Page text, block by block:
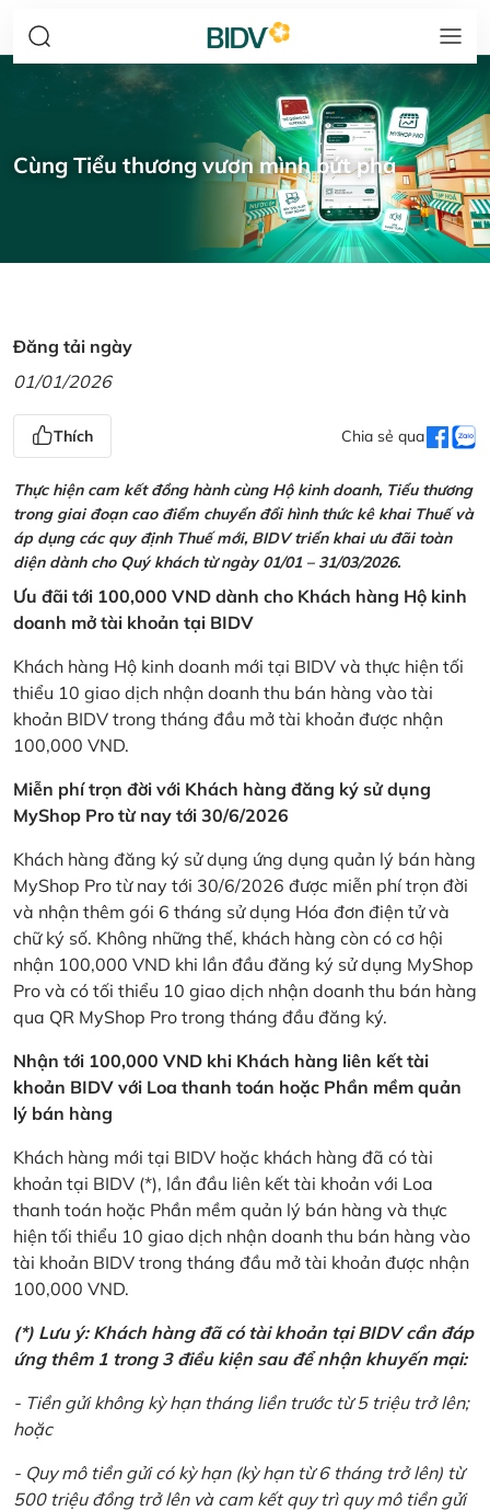
Cùng Tiểu thương vươn mình bứt phá
Đăng tải ngày
01/01/2026
Thích Chia sẻ qua
Thực hiện cam kết đồng hành cùng Hộ kinh doanh, Tiểu thương
trong giai đoạn cao điểm chuyển đổi hình thức kê khai Thuế và
áp dụng các quy định Thuế mới, BIDV triển khai ưu đãi toàn
diện dành cho Quý khách từ ngày 01/01 – 31/03/2026.
Ưu đãi tới 100,000 VND dành cho Khách hàng Hộ kinh
doanh mở tài khoản tại BIDV
Khách hàng Hộ kinh doanh mới tại BIDV và thực hiện tối
thiểu 10 giao dịch nhận doanh thu bán hàng vào tài
khoản BIDV trong tháng đầu mở tài khoản được nhận
100,000 VND.
Miễn phí trọn đời với Khách hàng đăng ký sử dụng
MyShop Pro từ nay tới 30/6/2026
Khách hàng đăng ký sử dụng ứng dụng quản lý bán hàng
MyShop Pro từ nay tới 30/6/2026 được miễn phí trọn đời
và nhận thêm gói 6 tháng sử dụng Hóa đơn điện tử và
chữ ký số. Không những thế, khách hàng còn có cơ hội
nhận 100,000 VND khi lần đầu đăng ký sử dụng MyShop
Pro và có tối thiểu 10 giao dịch nhận doanh thu bán hàng
qua QR MyShop Pro trong tháng đầu đăng ký.
Nhận tới 100,000 VND khi Khách hàng liên kết tài
khoản BIDV với Loa thanh toán hoặc Phần mềm quản
lý bán hàng
Khách hàng mới tại BIDV hoặc khách hàng đã có tài
khoản tại BIDV (*), lần đầu liên kết tài khoản với Loa
thanh toán hoặc Phần mềm quản lý bán hàng và thực
hiện tối thiểu 10 giao dịch nhận doanh thu bán hàng vào
tài khoản BIDV trong tháng đầu mở tài khoản được nhận
100,000 VND.
(*) Lưu ý: Khách hàng đã có tài khoản tại BIDV cần đáp
ứng thêm 1 trong 3 điều kiện sau để nhận khuyến mại:
- Tiền gửi không kỳ hạn tháng liền trước từ 5 triệu trở lên;
hoặc
- Quy mô tiền gửi có kỳ hạn (kỳ hạn từ 6 tháng trở lên) từ
500 triệu đồng trở lên và cam kết quy trì quy mô tiền gửi